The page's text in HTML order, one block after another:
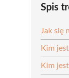
Spis
Jak się
Kim
Kim